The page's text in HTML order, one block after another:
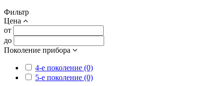
Фильтр
Цена
от
до
Поколение прибора
4-е поколение (0)
5-е поколение (0)